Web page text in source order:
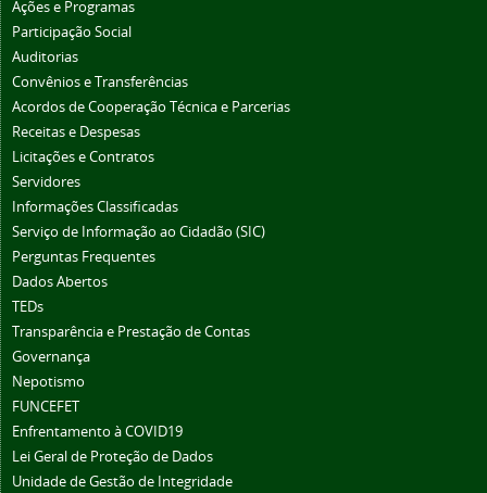
Ações e Programas
Participação Social
Auditorias
Convênios e Transferências
Acordos de Cooperação Técnica e Parcerias
Receitas e Despesas
Licitações e Contratos
Servidores
Informações Classificadas
Serviço de Informação ao Cidadão (SIC)
Perguntas Frequentes
Dados Abertos
TEDs
Transparência e Prestação de Contas
Governança
Nepotismo
FUNCEFET
Enfrentamento à COVID19
Lei Geral de Proteção de Dados
Unidade de Gestão de Integridade